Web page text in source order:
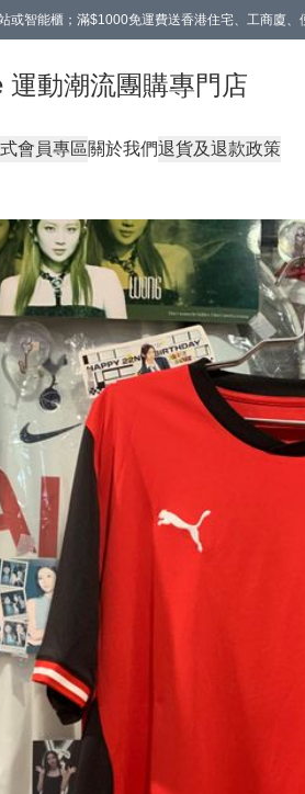
或智能櫃；滿$1000免運費送香港住宅、工商廈、
運動潮流團購專門店
會員專區關於我們退貨及退款政策